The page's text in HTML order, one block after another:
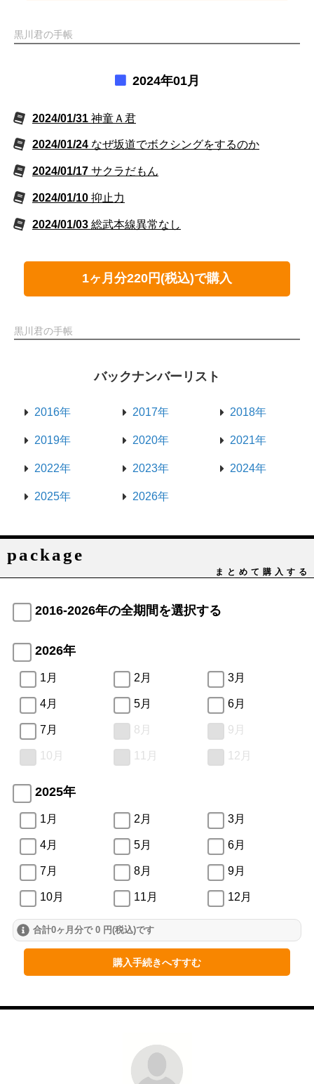
黒川君の手帳
2024年01月
2024/01/31 神童Ａ君
2024/01/24 なぜ坂道でボクシングをするのか
2024/01/17 サクラだもん
2024/01/10 抑止力
2024/01/03 総武本線異常なし
1ヶ月分220円(税込)で購入
黒川君の手帳
バックナンバーリスト
2016年 2017年 2018年
2019年 2020年 2021年
2022年 2023年 2024年
2025年 2026年
package
まとめて購入する
2016-2026年の全期間を選択する
2026年
1月 2月 3月
4月 5月 6月
7月 8月 9月
10月 11月 12月
2025年
1月 2月 3月
4月 5月 6月
7月 8月 9月
10月 11月 12月
2024年
2月
7月 8月 9月
合計0ヶ月分で 0 円(税込)です
購入手続きへすすむ